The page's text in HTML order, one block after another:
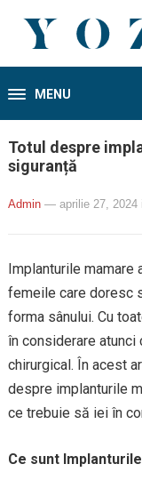
MENU
Totul despre
siguranță
Admin — aprilie 27, 2024
Implanturile mamare
femeile care doresc
forma sânului. Cu
în considerare
chirurgical. În acest
despre implanturile
ce trebuie să iei în
Ce sunt